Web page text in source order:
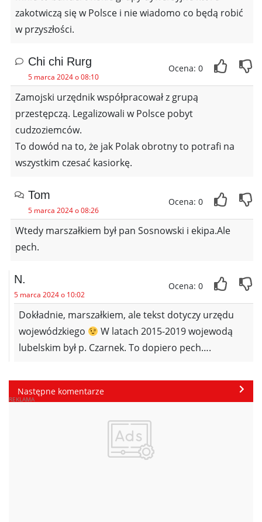
zakotwiczą się w Polsce i nie wiadomo co będą robić
w przyszłości.
Chi chi Rurg
5 marca 2024 o 08:10
Ocena: 0
Zamojski urzędnik współpracował z grupą
przestępczą. Legalizowali w Polsce pobyt
cudzoziemców.
To dowód na to, że jak Polak obrotny to potrafi na
wszystkim czesać kasiorkę.
Tom
5 marca 2024 o 08:26
Ocena: 0
Wtedy marszałkiem był pan Sosnowski i ekipa.Ale
pech.
N.
5 marca 2024 o 10:02
Ocena: 0
Dokładnie, marszałkiem, ale tekst dotyczy urzędu
wojewódzkiego
W latach 2015-2019 wojewodą
lubelskim był p. Czarnek. To dopiero pech….
Następne komentarze